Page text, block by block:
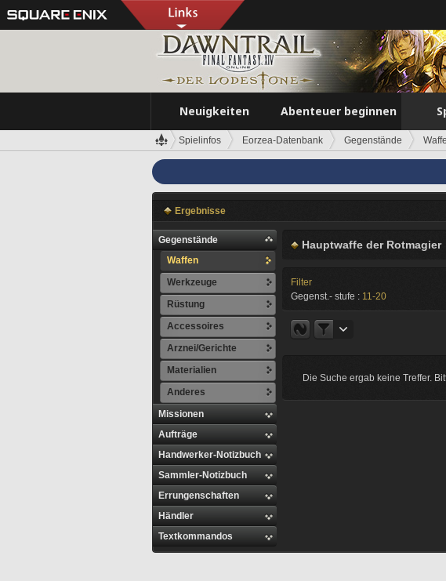
Neuigkeiten Abenteuer beginnen
Spielinfos Eorzea-Datenbank Gegenstände
Ergebnisse
Gegenstände
Waffen
Werkzeuge
Rüstung
Accessoires
Arznei/Gerichte
Materialien
Anderes
Missionen
Aufträge
Handwerker-Notizbuch
Sammler-Notizbuch
Errungenschaften
Händler
Textkommandos
Hauptwaffe der Rotmagier
Filter
Gegenst.- stufe : 11-20
Die Suche ergab keine Treffer.